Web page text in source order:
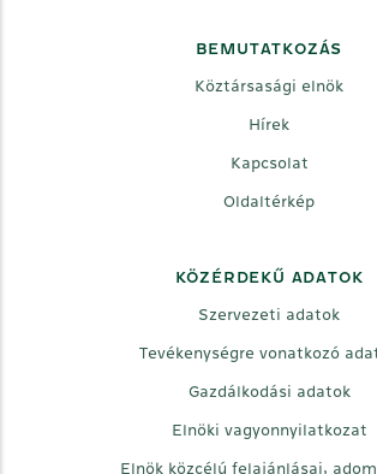
BEMUTATKOZÁS
Köztársasági elnök
Hírek
Kapcsolat
Oldaltérkép
KÖZÉRDEKŰ ADATOK
Szervezeti adatok
Tevékenységre vonatkozó
Gazdálkodási adatok
Elnöki vagyonnyilatkozat
Elnök közcélú felajánlásai,